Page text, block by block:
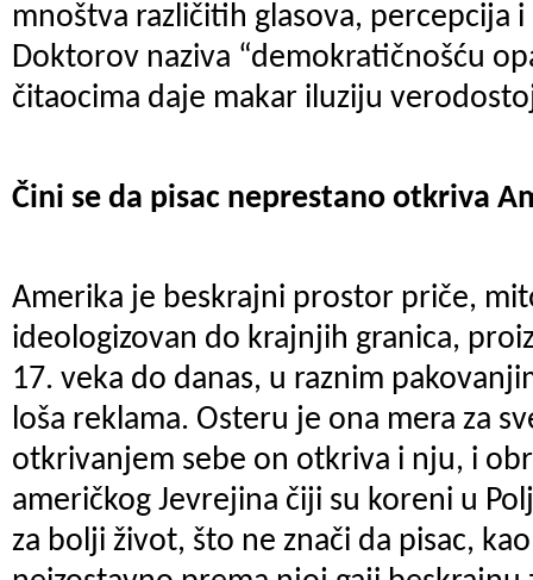
mnoštva različitih glasova, percepcija
Doktorov naziva “demokratičnošću
čitaocima daje makar iluziju
Čini se da pisac neprestano otkriva
Amerika je beskrajni prostor priče,
ideologizovan do krajnjih granica,
17. veka do danas, u raznim
loša reklama. Osteru je ona mera za
otkrivanjem sebe on otkriva i nju, i
američkog Jevrejina čiji su koreni u
za bolji život, što ne znači da pisac,